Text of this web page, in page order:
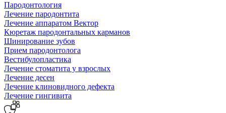
Пародонтология
Лечение пародонтита
Лечение аппаратом Вектор
Кюретаж пародонтальных карманов
Шинирование зубов
Прием пародонтолога
Вестибулопластика
Лечение стоматита у взрослых
Лечение десен
Лечение клиновидного дефекта
Лечение гингивита